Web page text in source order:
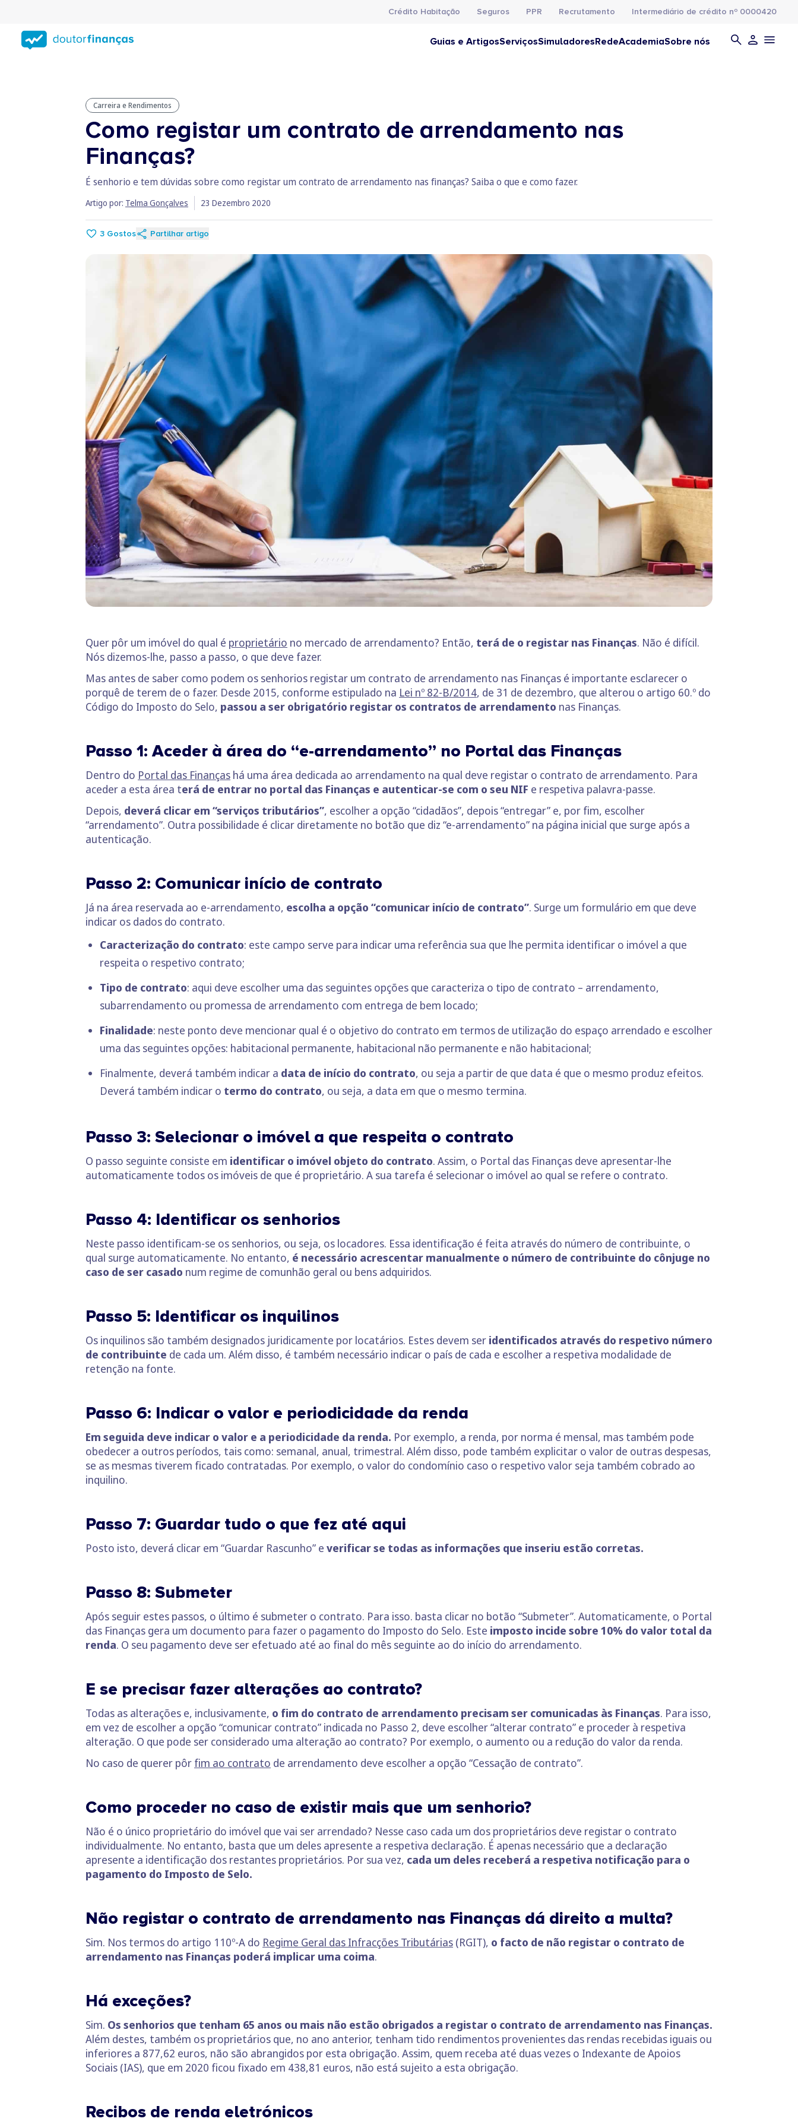
conteúdo
principal
Crédito Habitação Seguros PPR Recrutamento Intermediário de crédito nº 0000420
Guias e ArtigosServiçosSimuladoresRedeAcademiaSobre nós
Carreira e Rendimentos
Como registar um contrato de arrendamento nas
Finanças?
É senhorio e tem dúvidas sobre como registar um contrato de arrendamento nas finanças? Saiba o que e como fazer.
Artigo por: Telma Gonçalves 23 Dezembro 2020
3 Gostos Partilhar artigo
Quer pôr um imóvel do qual é proprietário no mercado de arrendamento? Então, terá de o registar nas Finanças. Não é difícil.
Nós dizemos-lhe, passo a passo, o que deve fazer.
Mas antes de saber como podem os senhorios registar um contrato de arrendamento nas Finanças é importante esclarecer o
porquê de terem de o fazer. Desde 2015, conforme estipulado na Lei nº 82-B/2014, de 31 de dezembro, que alterou o artigo 60.º do
Código do Imposto do Selo, passou a ser obrigatório registar os contratos de arrendamento nas Finanças.
Passo 1: Aceder à área do “e-arrendamento” no Portal das Finanças
Dentro do Portal das Finanças há uma área dedicada ao arrendamento na qual deve registar o contrato de arrendamento. Para
aceder a esta área terá de entrar no portal das Finanças e autenticar-se com o seu NIF e respetiva palavra-passe.
Depois, deverá clicar em “serviços tributários”, escolher a opção “cidadãos”, depois “entregar” e, por fim, escolher
“arrendamento”. Outra possibilidade é clicar diretamente no botão que diz “e-arrendamento” na página inicial que surge após a
autenticação.
Passo 2: Comunicar início de contrato
Já na área reservada ao e-arrendamento, escolha a opção “comunicar início de contrato”. Surge um formulário em que deve
indicar os dados do contrato.
Caracterização do contrato: este campo serve para indicar uma referência sua que lhe permita identificar o imóvel a que
respeita o respetivo contrato;
Tipo de contrato: aqui deve escolher uma das seguintes opções que caracteriza o tipo de contrato – arrendamento,
subarrendamento ou promessa de arrendamento com entrega de bem locado;
Finalidade: neste ponto deve mencionar qual é o objetivo do contrato em termos de utilização do espaço arrendado e escolher
uma das seguintes opções: habitacional permanente, habitacional não permanente e não habitacional;
Finalmente, deverá também indicar a data de início do contrato, ou seja a partir de que data é que o mesmo produz efeitos.
Deverá também indicar o termo do contrato, ou seja, a data em que o mesmo termina.
Passo 3: Selecionar o imóvel a que respeita o contrato
O passo seguinte consiste em identificar o imóvel objeto do contrato. Assim, o Portal das Finanças deve apresentar-lhe
automaticamente todos os imóveis de que é proprietário. A sua tarefa é selecionar o imóvel ao qual se refere o contrato.
Passo 4: Identificar os senhorios
Neste passo identificam-se os senhorios, ou seja, os locadores. Essa identificação é feita através do número de contribuinte, o
qual surge automaticamente. No entanto, é necessário acrescentar manualmente o número de contribuinte do cônjuge no
caso de ser casado num regime de comunhão geral ou bens adquiridos.
Passo 5: Identificar os inquilinos
Os inquilinos são também designados juridicamente por locatários. Estes devem ser identificados através do respetivo número
de contribuinte de cada um. Além disso, é também necessário indicar o país de cada e escolher a respetiva modalidade de
retenção na fonte.
Passo 6: Indicar o valor e periodicidade da renda
Em seguida deve indicar o valor e a periodicidade da renda. Por exemplo, a renda, por norma é mensal, mas também pode
obedecer a outros períodos, tais como: semanal, anual, trimestral. Além disso, pode também explicitar o valor de outras despesas,
se as mesmas tiverem ficado contratadas. Por exemplo, o valor do condomínio caso o respetivo valor seja também cobrado ao
inquilino.
Passo 7: Guardar tudo o que fez até aqui
Posto isto, deverá clicar em “Guardar Rascunho” e verificar se todas as informações que inseriu estão corretas.
Passo 8: Submeter
Após seguir estes passos, o último é submeter o contrato. Para isso. basta clicar no botão “Submeter”. Automaticamente, o Portal
das Finanças gera um documento para fazer o pagamento do Imposto do Selo. Este imposto incide sobre 10% do valor total da
renda. O seu pagamento deve ser efetuado até ao final do mês seguinte ao do início do arrendamento.
E se precisar fazer alterações ao contrato?
Todas as alterações e, inclusivamente, o fim do contrato de arrendamento precisam ser comunicadas às Finanças. Para isso,
em vez de escolher a opção “comunicar contrato” indicada no Passo 2, deve escolher “alterar contrato” e proceder à respetiva
alteração. O que pode ser considerado uma alteração ao contrato? Por exemplo, o aumento ou a redução do valor da renda.
No caso de querer pôr fim ao contrato de arrendamento deve escolher a opção “Cessação de contrato”.
Como proceder no caso de existir mais que um senhorio?
Não é o único proprietário do imóvel que vai ser arrendado? Nesse caso cada um dos proprietários deve registar o contrato
individualmente. No entanto, basta que um deles apresente a respetiva declaração. É apenas necessário que a declaração
apresente a identificação dos restantes proprietários. Por sua vez, cada um deles receberá a respetiva notificação para o
pagamento do Imposto de Selo.
Não registar o contrato de arrendamento nas Finanças dá direito a multa?
Sim. Nos termos do artigo 110º-A do Regime Geral das Infracções Tributárias (RGIT), o facto de não registar o contrato de
arrendamento nas Finanças poderá implicar uma coima.
Há exceções?
Sim. Os senhorios que tenham 65 anos ou mais não estão obrigados a registar o contrato de arrendamento nas Finanças.
Além destes, também os proprietários que, no ano anterior, tenham tido rendimentos provenientes das rendas recebidas iguais ou
inferiores a 877,62 euros, não são abrangidos por esta obrigação. Assim, quem receba até duas vezes o Indexante de Apoios
Sociais (IAS), que em 2020 ficou fixado em 438,81 euros, não está sujeito a esta obrigação.
Recibos de renda eletrónicos